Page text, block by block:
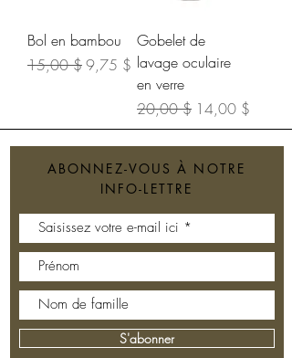
Bol en bambou
Prix original
15,00 $Prix promotionnel
9,75 $
Gobelet de
lavage oculaire
en verre
Prix original
20,00 $ Prix promotionnel
14,00 $
ABONNEZ-VOUS À NOTRE
INFO-LETTRE
S'abonner